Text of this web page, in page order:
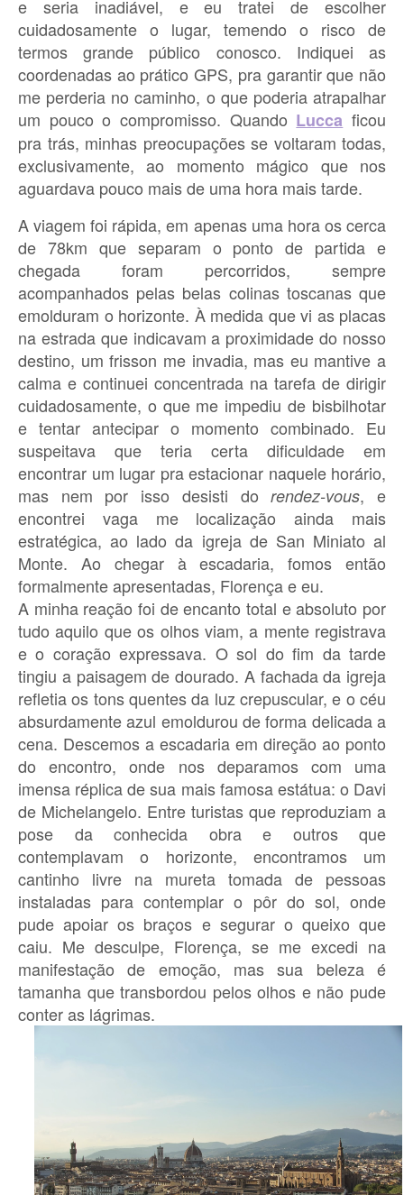
e seria inadiável, e eu tratei de escolher
cuidadosamente o lugar, temendo o risco de
termos grande público conosco. Indiquei as
coordenadas ao prático GPS, pra garantir que não
me perderia no caminho, o que poderia atrapalhar
um pouco o compromisso. Quando Lucca ficou
pra trás, minhas preocupações se voltaram todas,
exclusivamente, ao momento mágico que nos
aguardava pouco mais de uma hora mais tarde.
A viagem foi rápida, em apenas uma hora os cerca
de 78km que separam o ponto de partida e
chegada foram percorridos, sempre
acompanhados pelas belas colinas toscanas que
emolduram o horizonte. À medida que vi as placas
na estrada que indicavam a proximidade do nosso
destino, um frisson me invadia, mas eu mantive a
calma e continuei concentrada na tarefa de dirigir
cuidadosamente, o que me impediu de bisbilhotar
e tentar antecipar o momento combinado. Eu
suspeitava que teria certa dificuldade em
encontrar um lugar pra estacionar naquele horário,
mas nem por isso desisti dorendez-vous, e
encontrei vaga me localização ainda mais
estratégica, ao lado da igreja de San Miniato al
Monte. Ao chegar à escadaria, fomos então
formalmente apresentadas, Florença e eu.
A minha reação foi de encanto total e absoluto por
tudo aquilo que os olhos viam, a mente registrava
e o coração expressava. O sol do fim da tarde
tingiu a paisagem de dourado. A fachada da igreja
refletia os tons quentes da luz crepuscular, e o céu
absurdamente azul emoldurou de forma delicada a
cena. Descemos a escadaria em direção ao ponto
do encontro, onde nos deparamos com uma
imensa réplica de sua mais famosa estátua: o Davi
de Michelangelo. Entre turistas que reproduziam a
pose da conhecida obra e outros que
contemplavam o horizonte, encontramos um
cantinho livre na mureta tomada de pessoas
instaladas para contemplar o pôr do sol, onde
pude apoiar os braços e segurar o queixo que
caiu. Me desculpe, Florença, se me excedi na
manifestação de emoção, mas sua beleza é
tamanha que transbordou pelos olhos e não pude
conter as lágrimas.